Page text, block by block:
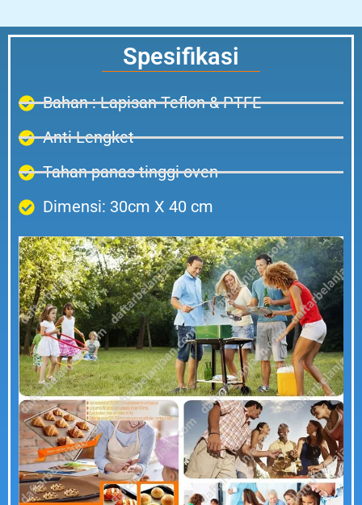
Spesifikasi
Bahan : Lapisan Teflon & PTFE
Anti Lengket
Tahan panas tinggi oven
Dimensi: 30cm X 40 cm